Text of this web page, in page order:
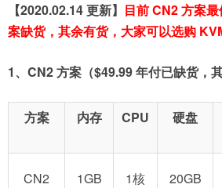
【2020.02.14 更新】 目前 CN2 方案
案缺货，其余有货，大家可以选购
1、CN2 方案（$49.99 年付已缺货，其
方案 内存 CPU 硬盘
CN2 1GB 1核 20GB